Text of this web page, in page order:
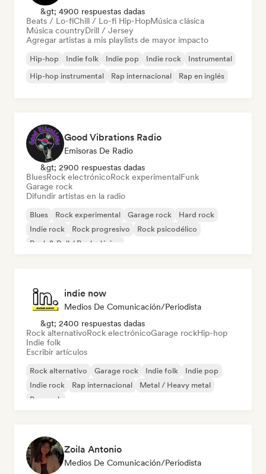
&gt; 4900 respuestas dadas
Beats / Lo-fiChill / Lo-fi Hip-HopMúsica clásica
Música countryDrill / Jersey
Agregar artistas a mis playlists de mayor impacto
Hip-hop Indie folk Indie pop Indie rock
Instrumental
Hip-hop instrumental
Rap internacional Rap en inglés
Good Vibrations Radio
Emisoras De Radio
&gt; 2900 respuestas dadas
BluesRock electrónicoRock experimentalFunk
Garage rock
Difundir artistas en la radio
Blues Rock experimental Garage rock
Hard rock
Indie rock
Rock progresivo
Rock psicodélico
Rock & Roll / Rock clásico
indie now
Medios De Comunicación/Periodista
&gt; 2400 respuestas dadas
Rock alternativoRock electrónicoGarage rockHip-hop
Indie folk
Escribir artículos
Rock alternativo Garage rock Indie folk
Indie pop
Indie rock
Rap internacional
Metal / Heavy metal
Pop rock
Zoila Antonio
Medios De Comunicación/Periodista